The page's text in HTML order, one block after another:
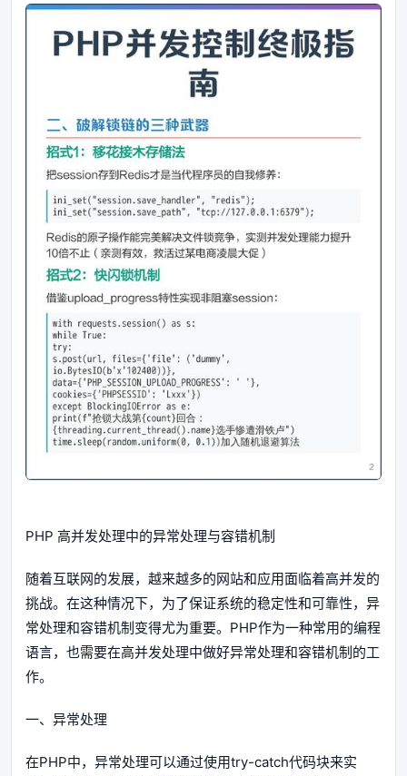
PHP 高并发处理中的异常处理与容错机制
随着互联网的发展，越来越多的网站和应用面临着高并发的
挑战。在这种情况下，为了保证系统的稳定性和可靠性，异
常处理和容错机制变得尤为重要。PHP作为一种常用的编程
语言，也需要在高并发处理中做好异常处理和容错机制的工
作。
一、异常处理
在PHP中，异常处理可以通过使用try-catch代码块来实